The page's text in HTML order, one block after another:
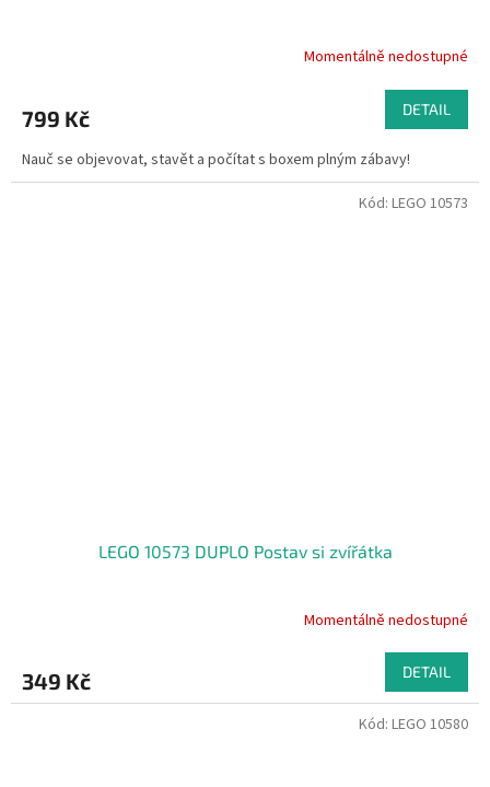
Momentálně nedostupné
799 Kč DETAIL
Nauč se objevovat, stavět a počítat s boxem plným zábavy!
LEGO 10573 DUPLO Postav si zvířátka
Momentálně nedostupné
349 Kč DETAIL
Kód: LEGO 10573
Kód: LEGO 10580